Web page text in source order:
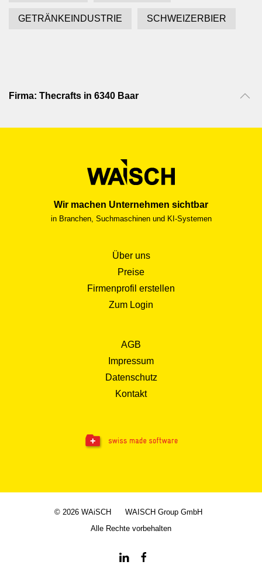
GETRÄNKEINDUSTRIE SCHWEIZERBIER
Firma: Thecrafts in 6340 Baar
Wir machen Unternehmen sichtbar
in Branchen, Suchmaschinen und KI-Systemen
Über uns
Preise
Firmenprofil erstellen
Zum Login
AGB
Impressum
Datenschutz
Kontakt
© 2026 WAiSCH
WAISCH Group GmbH
Alle Rechte vorbehalten